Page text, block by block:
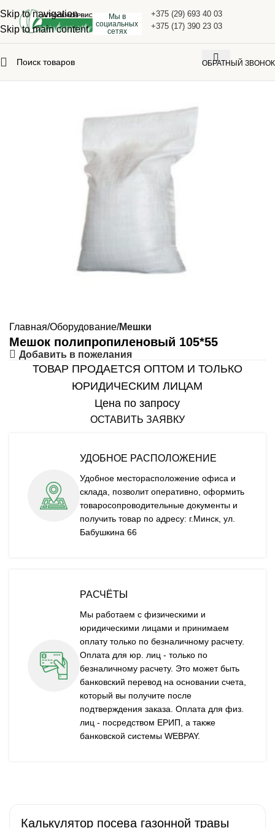
Skip to navigation
Skip to main content
Мы в
социальных
сетях
+375 (29) 693 40 03
+375 (17) 390 23 03
ОБРАТНЫЙ ЗВОНОК
Главная Оборудование Мешки
Мешок полипропиленовый 105*55
Добавить в пожелания
ТОВАР ПРОДАЕТСЯ ОПТОМ И ТОЛЬКО
ЮРИДИЧЕСКИМ ЛИЦАМ
Цена по запросу
ОСТАВИТЬ ЗАЯВКУ
УДОБНОЕ РАСПОЛОЖЕНИЕ
Удобное месторасположение офиса и
склада, позволит оперативно, оформить
товаросопроводительные документы и
получить товар по адресу: г.Минск, ул.
Бабушкина 66
РАСЧЁТЫ
Мы работаем с физическими и
юридическими лицами и принимаем
оплату только по безналичному расчету.
Оплата для юр. лиц - только по
безналичному расчету. Это может быть
банковский перевод на основании счета,
который вы получите после
подтверждения заказа. Оплата для физ.
лиц - посредством ЕРИП, а также
банковской системы WEBPAY.
Калькулятор посева газонной травы